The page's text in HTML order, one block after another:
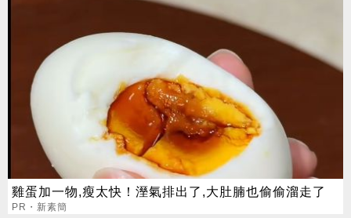
雞蛋加一物,瘦太快！溼氣排出了,大肚腩也偷偷溜走了
PR・新素簡